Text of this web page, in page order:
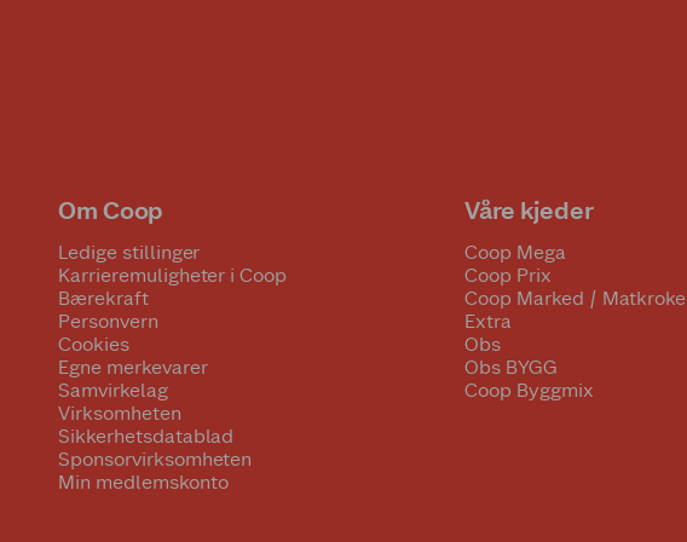
Om Coop
Ledige stillinger
Karrieremuligheter i Coop
Bærekraft
Personvern
Cookies
Egne merkevarer
Samvirkelag
Virksomheten
Sikkerhetsdatablad
Sponsorvirksomheten
Min medlemskonto
Våre kjeder
Coop Mega
Coop Prix
Coop Marked /
Extra
Obs
Obs BYGG
Coop Byggmix